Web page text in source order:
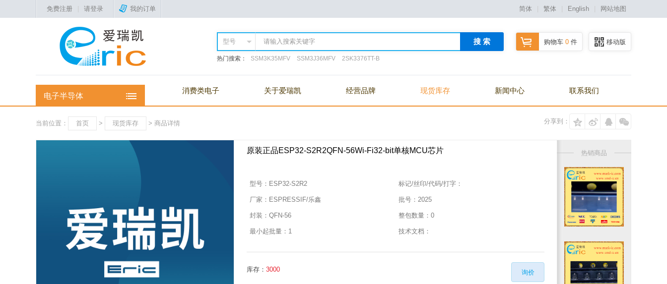
免费注册 请登录 我的订单 简体 繁体 English 网站地图
移动版
购物车 0 件
搜 索
热门搜索： SSM3K35MFV SSM3J36MFV 2SK3376TT-B
消费类电子 关于爱瑞凯 经营品牌 现货库存 新闻中心 联系我们
电子半导体
分享到：
当前位置： 首页 > 现货库存 > 商品详情
原装正品ESP32-S2R2QFN-56Wi-Fi32-bit单核MCU芯片
型号： ESP32-S2R2 标记/丝印/代码/打字：
厂家： ESPRESSIF/乐鑫 批号： 2025
封装： QFN-56 整包数量： 0
最小起批量： 1 技术文档：
询价
库存： 3000
热销商品